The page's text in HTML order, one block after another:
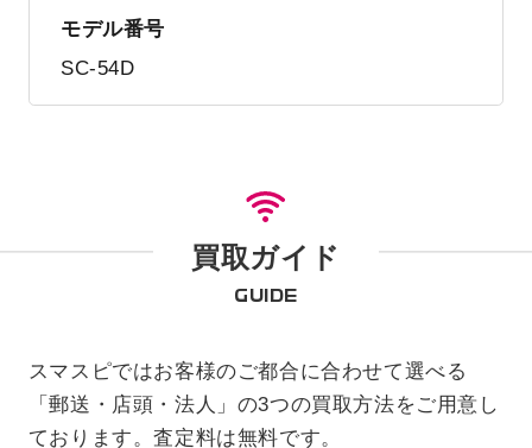
モデル番号
SC-54D
買取ガイド
GUIDE
スマスピではお客様のご都合に合わせて選べる
「郵送・店頭・法人」の3つの買取方法をご用意し
ております。査定料は無料です。